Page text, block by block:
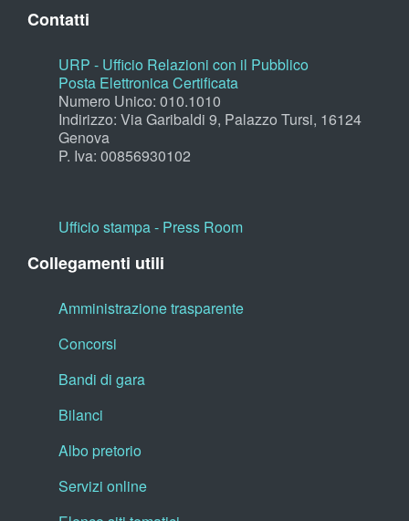
Contatti
URP - Ufficio Relazioni con il Pubblico
Posta Elettronica Certificata
Numero Unico: 010.1010
Indirizzo: Via Garibaldi 9, Palazzo Tursi, 16124
Genova
P. Iva: 00856930102
Ufficio stampa - Press Room
Collegamenti utili
Amministrazione trasparente
Concorsi
Bandi di gara
Bilanci
Albo pretorio
Servizi online